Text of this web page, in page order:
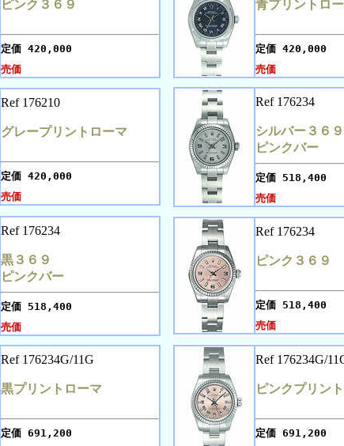
ピンク３６９
定価 420,000
売価
青プリントロ
定価 420,000
売価
Ref 176210
グレープリントローマ
定価 420,000
売価
Ref 176234
シルバー３６９
ピンクバー
定価 518,400
売価
Ref 176234
黒３６９
ピンクバー
定価 518,400
売価
Ref 176234
ピンク３６９
定価 518,400
売価
Ref 176234G/11G
黒プリントローマ
定価 691,200
Ref 176234G/
ピンクプリン
定価 691,200